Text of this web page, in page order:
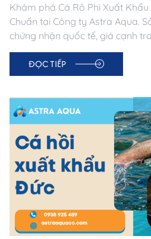
Khám phá Cá Rô Phi Xuất
Chuẩn tại Công ty Astra Aqua.
chứng nhận quốc tế, giá cạnh
doanh nghiệp nhập khẩu Trung
ĐỌC TIẾP